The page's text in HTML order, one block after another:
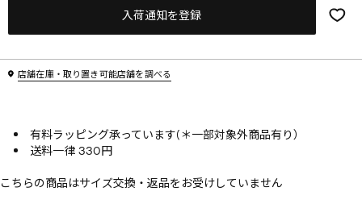
入荷通知を登録
店舗在庫・取り置き可能店舗を調べる
有料ラッピング承っています(＊一部対象外商品有り）
送料一律 330円
こちらの商品はサイズ交換・返品をお受けしていません